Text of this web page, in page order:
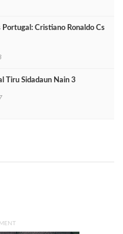
Portugal: Cristiano Ronaldo Cs
Tiru Sidadaun Nain 3